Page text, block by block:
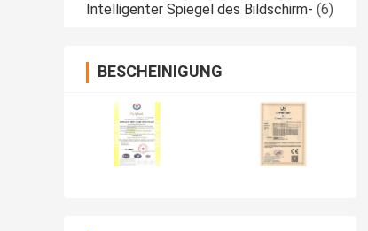
Intelligenter Spiegel des Bildschirm- (6)
BESCHEINIGUNG